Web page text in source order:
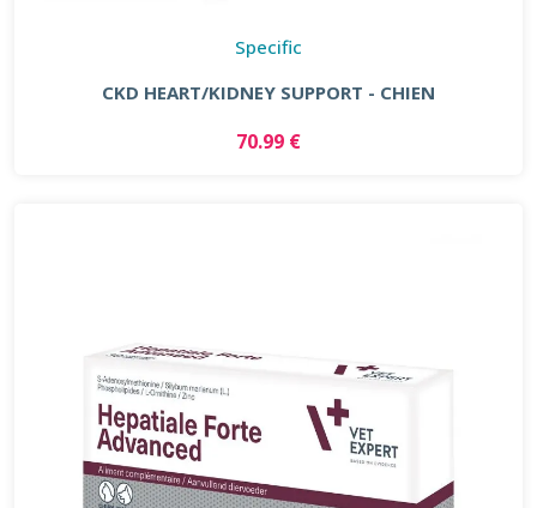
Specific
CKD HEART/KIDNEY SUPPORT - CHIEN
70.99 €